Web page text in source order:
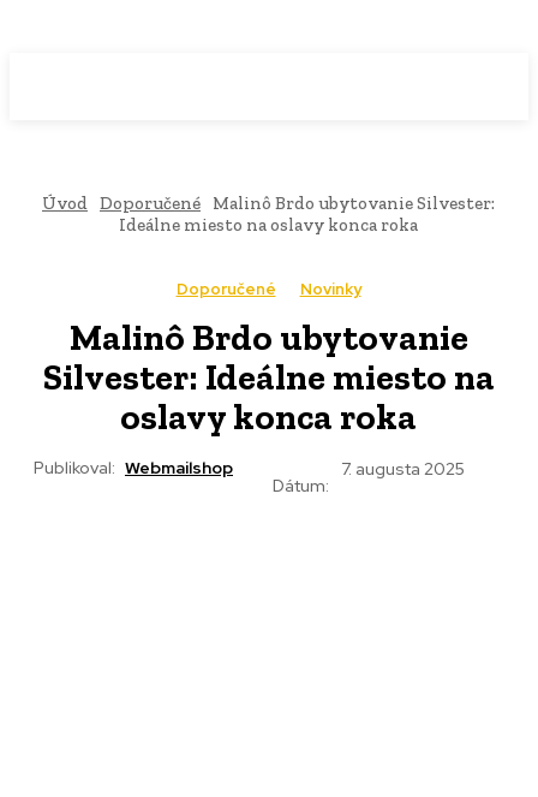
Úvod Doporučené
Malinô Brdo ubytovanie Silvester:
Ideálne miesto na oslavy konca roka
Doporučené Novinky
Malinô Brdo ubytovanie
Silvester: Ideálne miesto na
oslavy konca roka
Publikoval: Webmailshop
Dátum:
7. augusta 2025